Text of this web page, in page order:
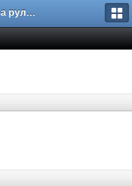
Форум "За рулем"